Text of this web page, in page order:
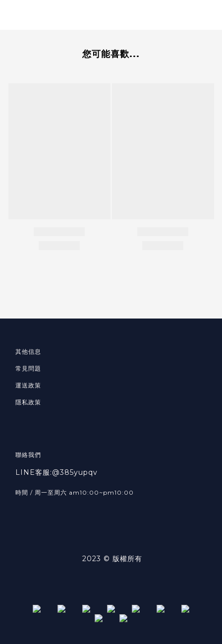
您可能喜歡...
其他信息
常見問題
運送政策
隱私政策
聯絡我們
LINE客服:@385yupqv
時間 / 周一至周六 am10:00~pm10:00
2023 © 版權所有